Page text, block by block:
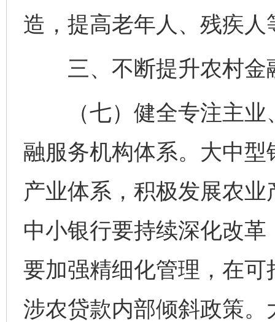
造，提高老年人、残疾
三、不断提升农村金
（七）健全专注主业
融服务机构体系。大中
产业体系，积极发展农
中小银行要持续深化改
要加强精细化管理，在
涉农贷款内部倾斜政策